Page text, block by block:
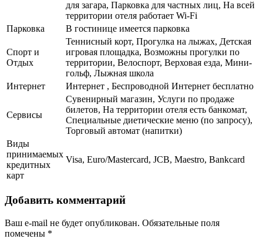
для загара, Парковка для частных лиц, На всей
территории отеля работает Wi-Fi
Парковка
В гостинице имеется парковка
Спорт и
Отдых
Теннисный корт, Прогулка на лыжах, Детская
игровая площадка, Возможны прогулки по
территории, Велоспорт, Верховая езда, Мини-
гольф, Лыжная школа
Интернет
Интернет , Беспроводной Интернет бесплатно
Сервисы
Сувенирный магазин, Услуги по продаже
билетов, На территории отеля есть банкомат,
Специальные диетические меню (по запросу),
Торговый автомат (напитки)
Виды
принимаемых
кредитных
карт
Visa, Euro/Mastercard, JCB, Maestro, Bankcard
Добавить комментарий
Ваш e-mail не будет опубликован. Обязательные поля
помечены *